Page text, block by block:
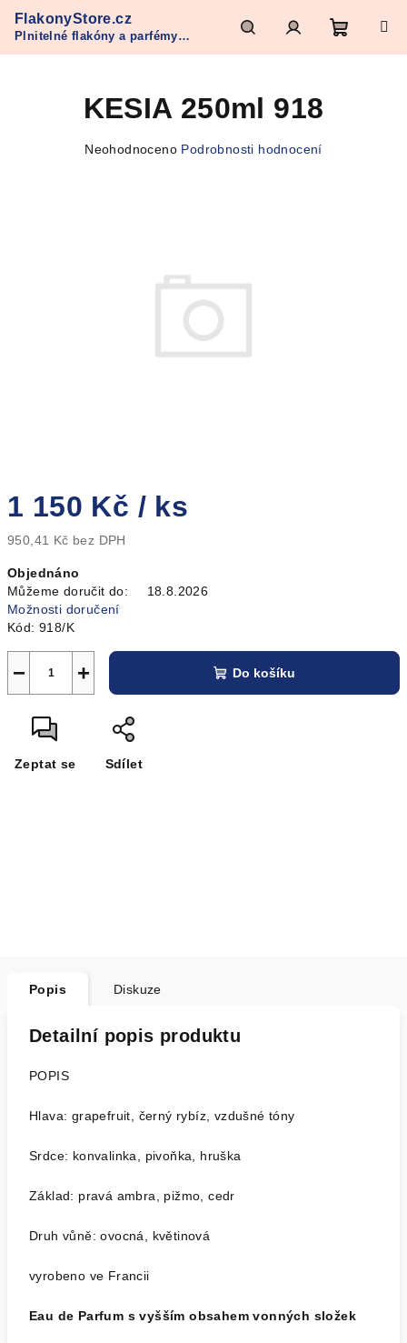
obsah
FlakonyStore.cz
Plnitelné flakóny a parfémy
Refan
HledatPřihlášeníNákupní
1 150 Kč / ks
950,41 Kč bez DPH
cena:
Objednáno
Můžeme doručit do:
18.8.2026
Možnosti doručení
Kód: 918/K
+
− Do košíku
Zeptat se Sdílet
KESIA 250ml 918
Průměrné
Neohodnoceno Podrobnosti hodnocení
Popis Diskuze
Detailní popis produktu
POPIS
Hlava: grapefruit, černý rybíz, vzdušné tóny
Srdce: konvalinka, pivoňka, hruška
Základ: pravá ambra, pižmo, cedr
Druh vůně: ovocná, květinová
vyrobeno ve Francii
Eau de Parfum s vyšším obsahem vonných složek